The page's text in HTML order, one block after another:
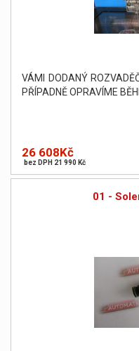
VÁMI DODANÝ
PŘÍPADNĚ OPRAVÍME
26 608Kč
bez DPH 21 990 Kč
01 -